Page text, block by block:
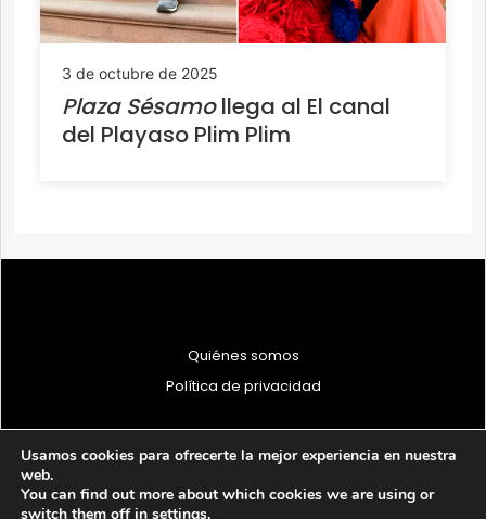
3 de octubre de 2025
Plaza Sésamollega al El canal
del Playaso Plim Plim
Quiénes somos
Política de privacidad
© 1997 - 2026 PRODU - Todos los derechos reservados
Usamos cookies para ofrecerte la mejor experiencia en nuestra
web.
You can find out more about which cookies we are using or
switch them off in settings.